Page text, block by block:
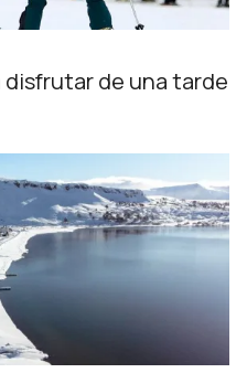
de una tarde